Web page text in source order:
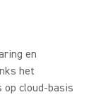
en
het
cloud-basis